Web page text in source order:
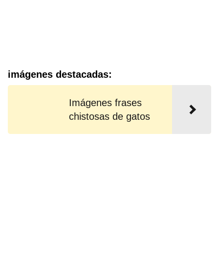
imágenes destacadas:
Imágenes frases
chistosas de gatos